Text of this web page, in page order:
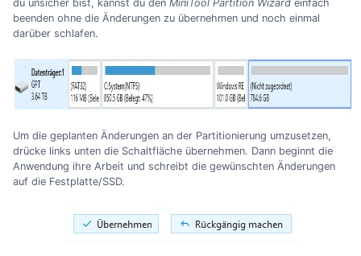
du unsicher bist, kannst du den MiniTool Partition Wizard einfach
beenden ohne die Änderungen zu übernehmen und noch einmal
darüber schlafen.
Um die geplanten Änderungen an der Partitionierung umzusetzen,
drücke links unten die Schaltfläche übernehmen. Dann beginnt die
Anwendung ihre Arbeit und schreibt die gewünschten Änderungen
auf die Festplatte/SSD.